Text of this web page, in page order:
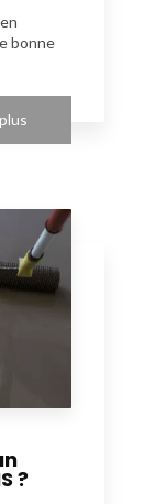
bonne
?